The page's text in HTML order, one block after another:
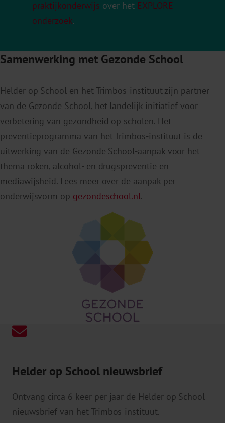
praktijkonderwijs over het EXPLORE-
onderzoek.
Samenwerking met Gezonde School
Helder op School en het Trimbos-instituut zijn partner
van de Gezonde School, het landelijk initiatief voor
verbetering van gezondheid op scholen. Het
preventieprogramma van het Trimbos-instituut is de
uitwerking van de Gezonde School-aanpak voor het
thema roken, alcohol- en drugspreventie en
mediawijsheid. Lees meer over de aanpak per
onderwijsvorm op gezondeschool.nl.
Helder op School nieuwsbrief
Ontvang circa 6 keer per jaar de Helder op School
nieuwsbrief van het Trimbos-instituut.